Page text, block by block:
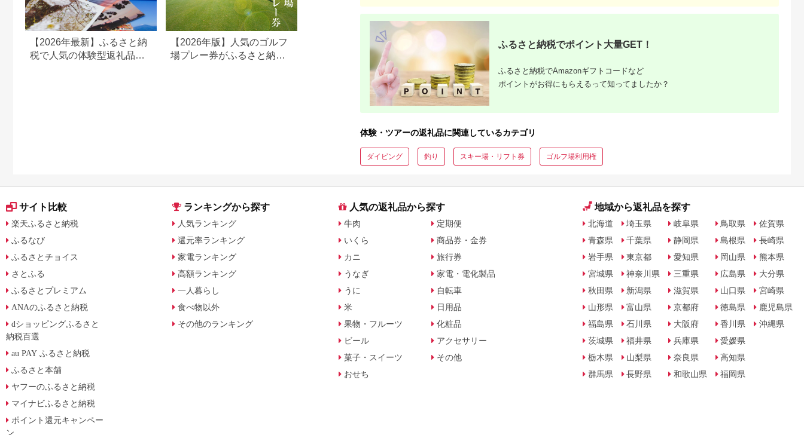
【2026年最新】ふるさと納
税で人気の体験型返礼品！
【2026年版】人気のゴルフ
場プレー券がふるさと納税
ふるさと納税でポイント大量GET！
ふるさと納税でAmazonギフトコードなど
ポイントがお得にもらえるって知ってましたか？
体験・ツアーの返礼品に関連しているカテゴリ
ダイビング 釣り スキー場・リフト券 ゴルフ場利用権
サイト比較
楽天ふるさと納税
ふるなび
ふるさとチョイス
さとふる
ふるさとプレミアム
ANAのふるさと納税
dショッピングふるさと
納税百選
au PAY ふるさと納税
ふるさと本舗
ヤフーのふるさと納税
マイナビふるさと納税
ポイント還元キャンペー
ン
ランキングから探す
人気ランキング
還元率ランキング
家電ランキング
高額ランキング
一人暮らし
食べ物以外
その他のランキング
人気の返礼品から探す
牛肉
いくら
カニ
うなぎ
うに
米
果物・フルーツ
ビール
菓子・スイーツ
おせち
定期便
商品券・金券
旅行券
家電・電化製品
自転車
日用品
化粧品
アクセサリー
その他
地域から返礼品を探す
北海道
青森県
岩手県
宮城県
秋田県
山形県
福島県
茨城県
栃木県
群馬県
埼玉県
千葉県
東京都
神奈川県
新潟県
富山県
石川県
福井県
山梨県
長野県
岐阜県
静岡県
愛知県
三重県
滋賀県
京都府
大阪府
兵庫県
奈良県
和歌山県
鳥取県
島根県
岡山県
広島県
山口県
徳島県
香川県
愛媛県
高知県
福岡県
佐賀県
長崎県
熊本県
大分県
宮崎県
鹿児島県
沖縄県